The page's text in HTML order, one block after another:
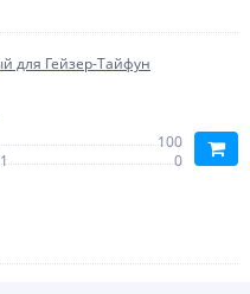
для Гейзер-Тайфун
100
0